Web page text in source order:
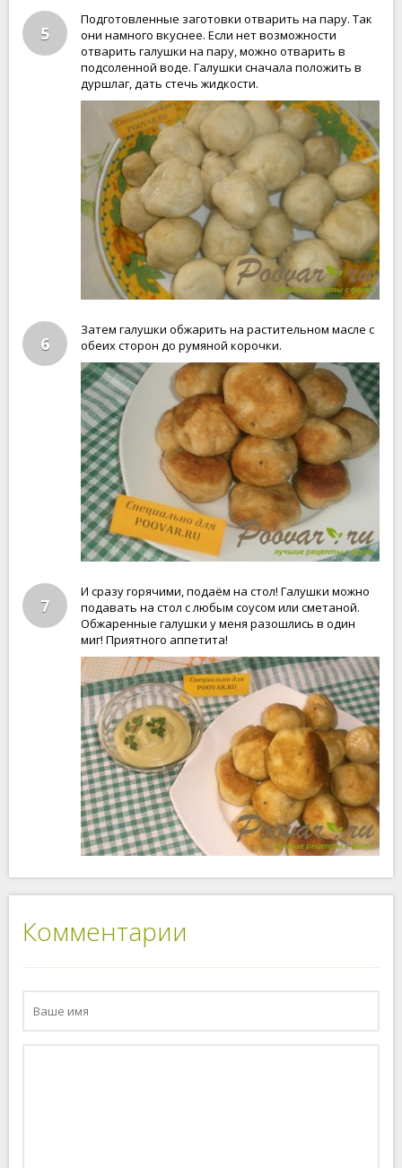
5
Подготовленные заготовки отварить на пару. Так
они намного вкуснее. Если нет возможности
отварить галушки на пару, можно отварить в
подсоленной воде. Галушки сначала положить в
дуршлаг, дать стечь жидкости.
6
Затем галушки обжарить на растительном масле с
обеих сторон до румяной корочки.
7
И сразу горячими, подаём на стол! Галушки можно
подавать на стол с любым соусом или сметаной.
Обжаренные галушки у меня разошлись в один
миг! Приятного аппетита!
Комментарии